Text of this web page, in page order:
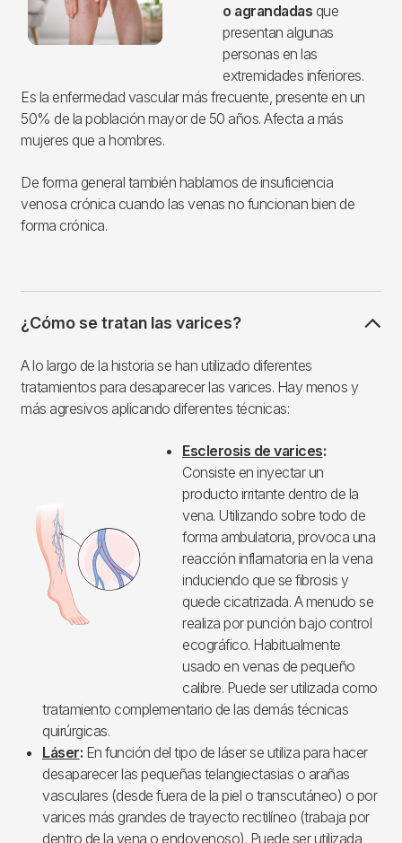
o agrandadas que
presentan algunas
personas en las
extremidades inferiores.
Es la enfermedad vascular más frecuente, presente en un
50% de la población mayor de 50 años. Afecta a más
mujeres que a hombres.
De forma general también hablamos de insuficiencia
venosa crónica cuando las venas no funcionan bien de
forma crónica.
¿Cómo se tratan las varices?
A lo largo de la historia se han utilizado diferentes
tratamientos para desaparecer las varices. Hay menos y
más agresivos aplicando diferentes técnicas:
Esclerosis de varices:
Consiste en inyectar un
producto irritante dentro de la
vena. Utilizando sobre todo de
forma ambulatoria, provoca una
reacción inflamatoria en la vena
induciendo que se fibrosis y
quede cicatrizada. A menudo se
realiza por punción bajo control
ecográfico. Habitualmente
usado en venas de pequeño
calibre. Puede ser utilizada como
tratamiento complementario de las demás técnicas
quirúrgicas.
Láser: En función del tipo de láser se utiliza para hacer
desaparecer las pequeñas telangiectasias o arañas
vasculares (desde fuera de la piel o transcutáneo) o por
varices más grandes de trayecto rectilíneo (trabaja por
dentro de la vena o endovenoso). Puede ser utilizada